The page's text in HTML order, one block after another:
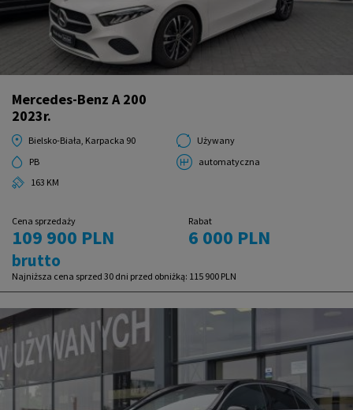
Mercedes-Benz A 200
2023r.
Bielsko-Biała, Karpacka 90
Używany
PB
automatyczna
163 KM
Cena sprzedaży
109 900 PLN
brutto
Rabat
6 000 PLN
Najniższa cena sprzed 30 dni przed obniżką: 115 900 PLN